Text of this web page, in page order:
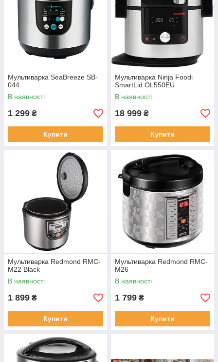
Мультиварка SeaBreeze SB-
044
В наявності
1 299 ₴
Купити
Мультиварка Ninja Foodi
SmartLid OL550EU
В наявності
18 999 ₴
Купити
Мультиварка Redmond RMC-
M22 Black
В наявності
1 899 ₴
Купити
Мультиварка Redmond RMC-
M26
В наявності
1 799 ₴
Купити